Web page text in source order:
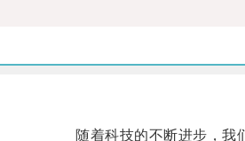
随着科技的不断进步，我们